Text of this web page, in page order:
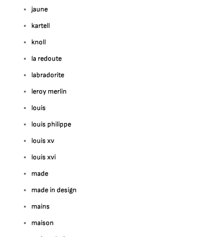
jaune
kartell
knoll
la redoute
labradorite
leroy merlin
louis
louis philippe
louis xv
louis xvi
made
made in design
mains
maison